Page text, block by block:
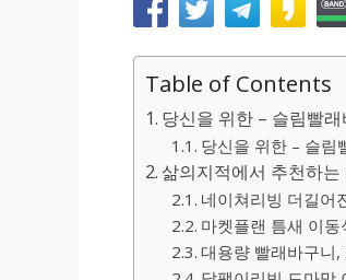
Table of Contents
당신을 위한 – 슬림빨
당신을 위한 – 슬림
삶의지적에서 추천하
네이쳐리빙 더길어
마켓플랜 틈새 이
대용량 빨래바구니,